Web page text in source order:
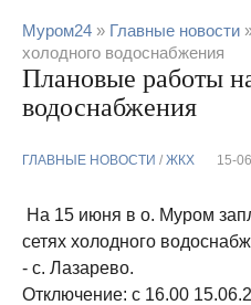
Муром24 » Главные новости
холодного водоснабжения
Плановые работы
водоснабжения
ГЛАВНЫЕ НОВОСТИ / ЖКХ 15-
На 15 июня в о. Муром
сетях холодного
- с. Лазарево.
Отключение: с 16.00